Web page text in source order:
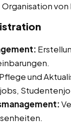
Pflege und